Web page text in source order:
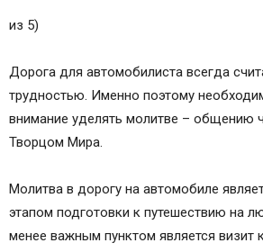
из 5)
Дорога для автомобилиста всегда
трудностью. Именно поэтому
внимание уделять молитве – общению
Творцом Мира.
Молитва в дорогу на автомобиле
этапом подготовки к путешествию на
менее важным пунктом является визит